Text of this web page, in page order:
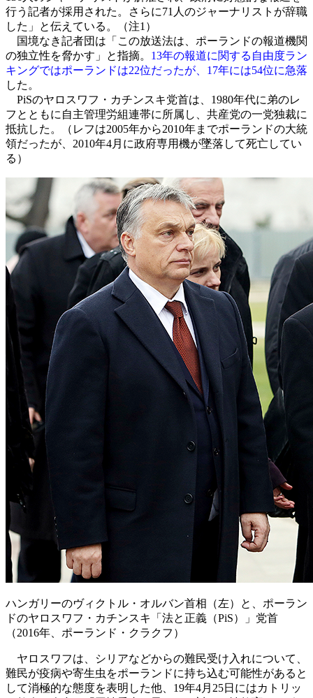
行う記者が採用された。さらに71人のジャーナリストが辞職
した」と伝えている。（注1）
国境なき記者団は「この放送法は、ポーランドの報道機関
の独立性を脅かす」と指摘。 13年の報道に関する自由度ラン
キングではポーランドは22位だったが、17年には54位に急落
した。
PiSのヤロスワフ・カチンスキ党首は、1980年代に弟のレ
フとともに自主管理労組連帯に所属し、共産党の一党独裁に
抵抗した。（レフは2005年から2010年までポーランドの大統
領だったが、2010年4月に政府専用機が墜落して死亡してい
る）
ハンガリーのヴィクトル・オルバン首相（左）と、ポーラン
ドのヤロスワフ・カチンスキ「法と正義（PiS）」党首
（2016年、ポーランド・クラクフ）
ヤロスワフは、シリアなどからの難民受け入れについて、
難民が疫病や寄生虫をポーランドに持ち込む可能性があると
して消極的な態度を表明した他、19年4月25日にはカトリッ